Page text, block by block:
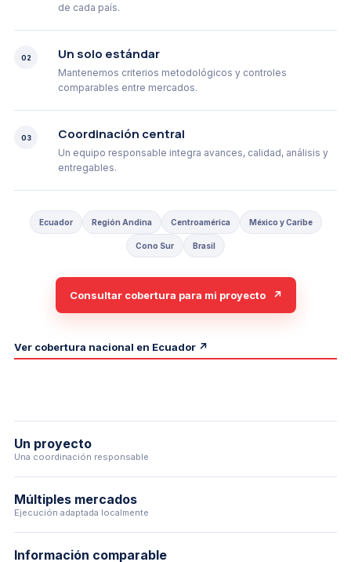
de cada país.
02 Un solo estándar
Mantenemos criterios metodológicos y controles
comparables entre mercados.
03 Coordinación central
Un equipo responsable integra avances, calidad, análisis y
entregables.
Ecuador Región Andina Centroamérica México y Caribe
Cono Sur Brasil
Consultar cobertura para mi proyecto ↗
Ver cobertura nacional en Ecuador ↗
Un proyecto
Una coordinación responsable
Múltiples mercados
Ejecución adaptada localmente
Información comparable